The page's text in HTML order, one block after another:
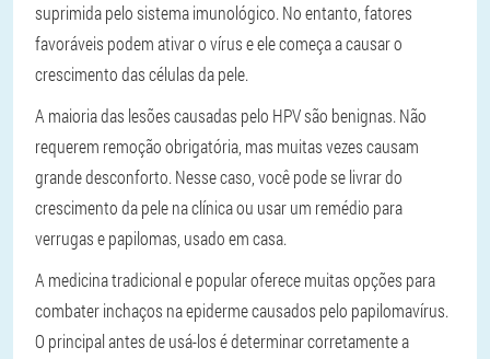
suprimida pelo sistema imunológico. No entanto, fatores
favoráveis podem ativar o vírus e ele começa a causar o
crescimento das células da pele.
A maioria das lesões causadas pelo HPV são benignas. Não
requerem remoção obrigatória, mas muitas vezes causam
grande desconforto. Nesse caso, você pode se livrar do
crescimento da pele na clínica ou usar um remédio para
verrugas e papilomas, usado em casa.
A medicina tradicional e popular oferece muitas opções para
combater inchaços na epiderme causados pelo papilomavírus.
O principal antes de usá-los é determinar corretamente a